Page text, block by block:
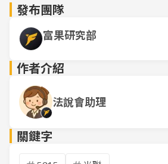
發布團隊
富果研究部
作者介紹
法說會助理
關鍵字